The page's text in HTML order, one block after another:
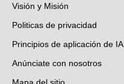
Visión y Misión
Politicas de privacidad
Principios de aplicación de IA
Anúnciate con nosotros